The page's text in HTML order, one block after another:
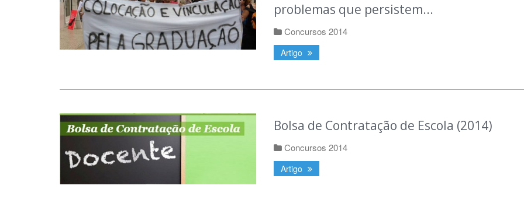
problemas que persistem...
Concursos 2014
Artigo
Bolsa de Contratação de Escola (2014)
Concursos 2014
Artigo